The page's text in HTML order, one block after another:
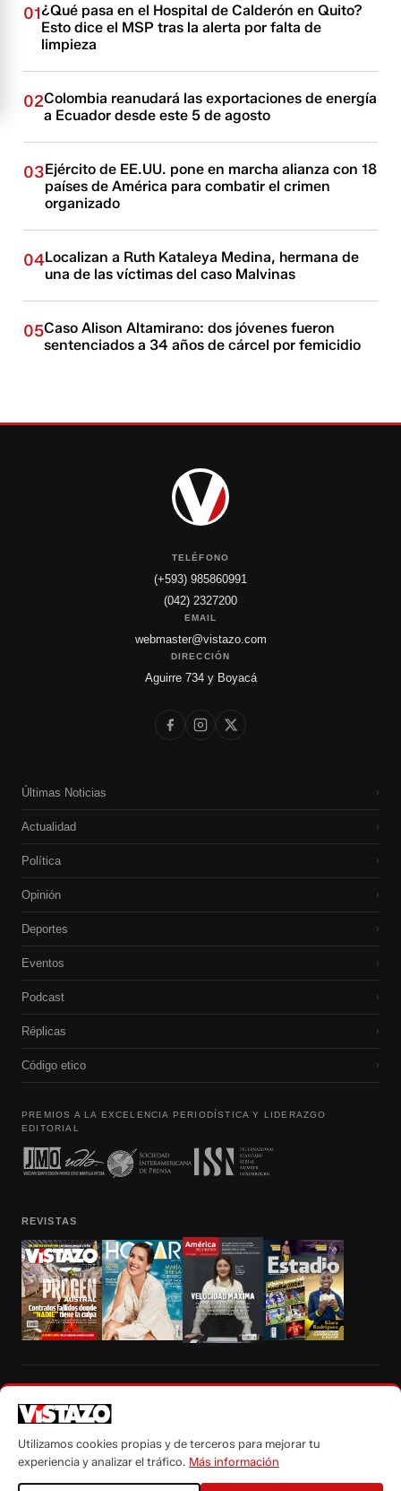
01¿Qué pasa en el Hospital de Calderón en Quito?
Esto dice el MSP tras la alerta por falta de
limpieza
02Colombia reanudará las exportaciones de energía
a Ecuador desde este 5 de agosto
03Ejército de EE.UU. pone en marcha alianza con 18
países de América para combatir el crimen
organizado
04Localizan a Ruth Kataleya Medina, hermana de
una de las víctimas del caso Malvinas
05Caso Alison Altamirano: dos jóvenes fueron
sentenciados a 34 años de cárcel por femicidio
TELÉFONO
(+593) 985860991
(042) 2327200
EMAIL
webmaster@vistazo.com
DIRECCIÓN
Aguirre 734 y Boyacá
Últimas Noticias ›
Actualidad ›
Política ›
Opinión ›
Deportes ›
Eventos ›
Podcast ›
Réplicas ›
Código etico ›
PREMIOS A LA EXCELENCIA PERIODÍSTICA Y LIDERAZGO
EDITORIAL
REVISTAS
autorización escrita de su titular, de todos los contenidos de Vistazo.com.
Utilizamos cookies propias y de terceros para mejorar tu
experiencia y analizar el tráfico. Más información